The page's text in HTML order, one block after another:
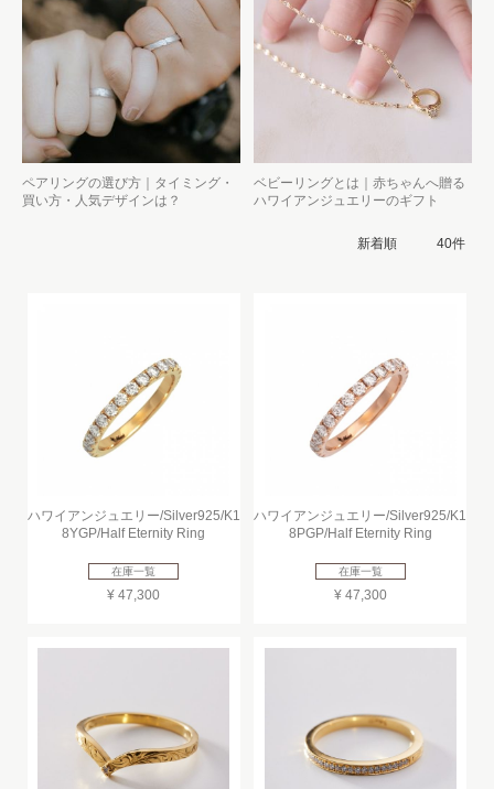
ペアリングの選び方｜タイミング・
買い方・人気デザインは？
ベビーリングとは｜赤ちゃんへ贈る
ハワイアンジュエリーのギフト
ハワイアンジュエリー/Silver925/K1
8YGP/Half Eternity Ring
在庫一覧
¥ 47,300
ハワイアンジュエリー/Silver925/K1
8PGP/Half Eternity Ring
在庫一覧
¥ 47,300